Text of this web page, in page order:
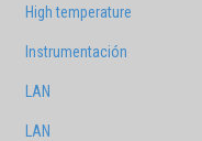
High temperature
Instrumentación
LAN
LAN